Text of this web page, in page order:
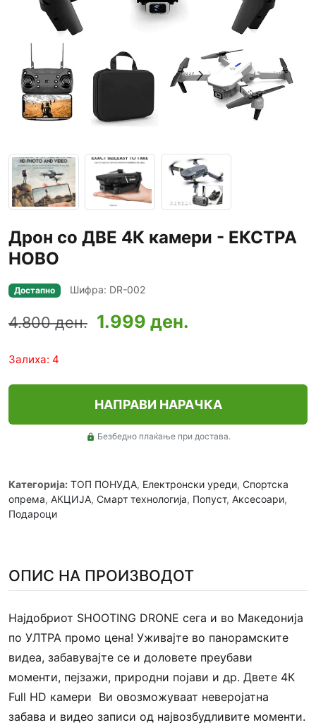
Дрон со ДВЕ 4К камери - ЕКСТРА
НОВО
Достапно Шифра: DR-002
4.800 ден. 1.999 ден.
Залиха: 4
НАПРАВИ НАРАЧКА
lock Безбедно плаќање при достава.
Категорија: ТОП ПОНУДА, Електронски уреди, Спортска
опрема, АКЦИЈА, Смарт технологија, Попуст, Аксесоари,
Подароци
ОПИС НА ПРОИЗВОДОТ
Најдобриот SHOOTING DRONE сега и во Македонија
по УЛТРА промо цена! Уживајте во панорамските
видеа, забавувајте се и доловете преубави
моменти, пејзажи, природни појави и др. Двете 4К
Full HD камери Ви овозможуваат неверојатна
забава и видео записи од највозбудливите моменти.